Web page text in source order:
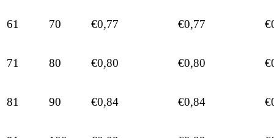
61 70 €0,77 €0,77
71 80 €0,80 €0,80
81 90 €0,84 €0,84